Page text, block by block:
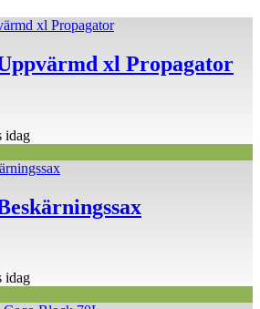
xl Propagator
idag
idag